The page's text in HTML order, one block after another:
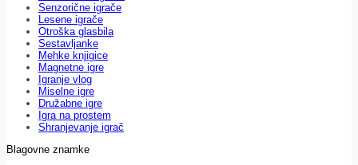
Senzorične igrače
Lesene igrače
Otroška glasbila
Sestavljanke
Mehke knjigice
Magnetne igre
Igranje vlog
Miselne igre
Družabne igre
Igra na prostem
Shranjevanje igrač
Blagovne znamke